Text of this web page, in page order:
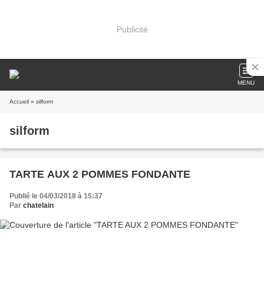
Publicité
MENU
Accueil » silform
silform
TARTE AUX 2 POMMES FONDANTE
Publié le 04/03/2018 à 15:37
Par chatelain